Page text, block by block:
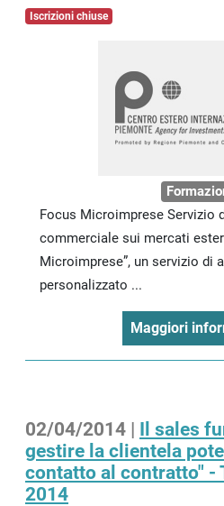
Iscrizioni chiuse
Focus Microimprese Servizio
commerciale sui mercati
Microimprese”, un servizio di
personalizzato ...
Maggiori
02/04/2014 | Il sales
gestire la clientela
contatto al contratto" -
2014